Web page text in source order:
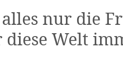
alles nur die
diese Welt